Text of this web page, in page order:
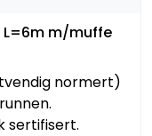
L=6m m/muffe
normert)
sertifisert.